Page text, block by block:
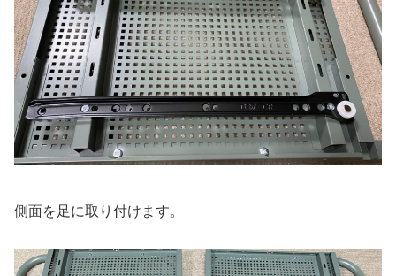
側面を足に取り付けます。